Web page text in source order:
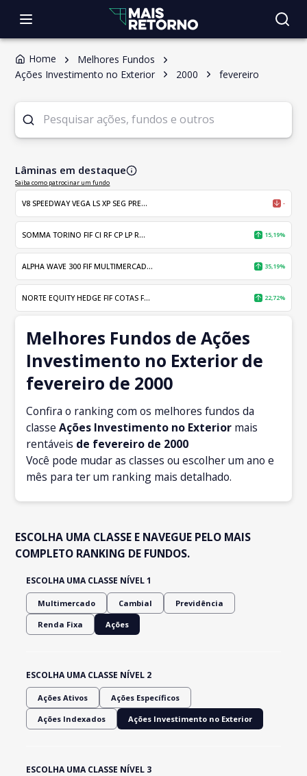
Home
Melhores Fundos
Ações Investimento no Exterior
2000 fevereiro
Lâminas em destaque
Saiba como patrocinar um fundo
V8 SPEEDWAY VEGA LS XP SEG PRE... -
SOMMA TORINO FIF CI RF CP LP R... 15,19%
ALPHA WAVE 300 FIF MULTIMERCAD... 35,19%
NORTE EQUITY HEDGE FIF COTAS F... 22,72%
Melhores Fundos de Ações
Investimento no Exterior de
fevereiro de 2000
Confira o ranking com os melhores fundos da
classeAções Investimento no Exterior mais
rentáveis de fevereiro de 2000
Você pode mudar as classes ou escolher um ano e
mês para ter um ranking mais detalhado.
ESCOLHA UMA CLASSE E NAVEGUE PELO MAIS
COMPLETO RANKING DE FUNDOS.
ESCOLHA UMA CLASSE NÍVEL 1
Multimercado Cambial Previdência
Renda Fixa Ações
ESCOLHA UMA CLASSE NÍVEL 2
Ações Ativos Ações Específicos
Ações Indexados Ações Investimento no Exterior
ESCOLHA UMA CLASSE NÍVEL 3